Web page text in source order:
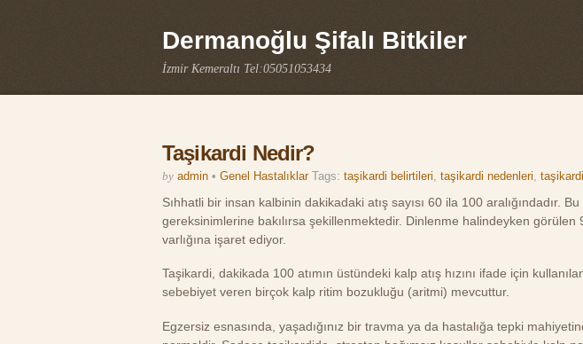
Dermanoğlu Şifalı Bitkiler
İzmir Kemeraltı Tel:05051053434
Taşikardi Nedir?
by admin • Genel Hastalıklar Tags: taşikardi belirtileri, taşikardi nedenleri,
Sıhhatli bir insan kalbinin dakikadaki atış sayısı 60 ila 100 aralığındadır.
gereksinimlerine bakılırsa şekillenmektedir. Dinlenme halindeyken görülen
varlığına işaret ediyor.
Taşikardi, dakikada 100 atımın üstündeki kalp atış hızını ifade için
sebebiyet veren birçok kalp ritim bozukluğu (aritmi) mevcuttur.
Egzersiz esnasında, yaşadığınız bir travma ya da hastalığa tepki